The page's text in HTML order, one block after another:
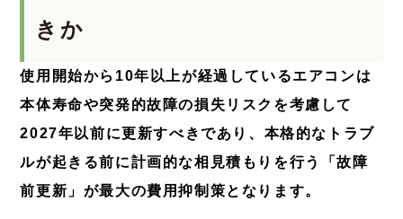
きか
使用開始から10年以上が経過しているエアコンは
本体寿命や突発的故障の損失リスクを考慮して
2027年以前に更新すべきであり、本格的なトラブ
ルが起きる前に計画的な相見積もりを行う「故障
前更新」が最大の費用抑制策となります。